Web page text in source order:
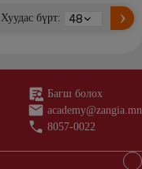
Хуудас бүрт:
Багш болох
academy@zangia.mn
8057-0022